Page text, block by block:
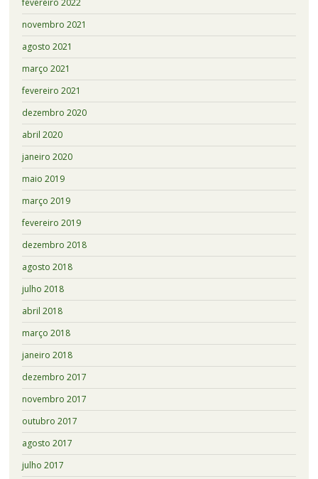
novembro 2021
agosto 2021
março 2021
fevereiro 2021
dezembro 2020
abril 2020
janeiro 2020
maio 2019
março 2019
fevereiro 2019
dezembro 2018
agosto 2018
julho 2018
abril 2018
março 2018
janeiro 2018
dezembro 2017
novembro 2017
outubro 2017
agosto 2017
julho 2017